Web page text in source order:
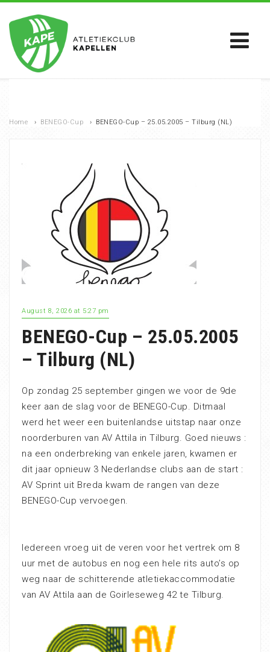
Home › BENEGO-Cup › BENEGO-Cup – 25.05.2005 – Tilburg (NL)
August 8, 2026 at 5:27 pm
BENEGO-Cup – 25.05.2005
– Tilburg (NL)
Op zondag 25 september gingen we voor de 9de
keer aan de slag voor de BENEGO-Cup. Ditmaal
werd het weer een buitenlandse uitstap naar onze
noorderburen van AV Attila in Tilburg. Goed nieuws :
na een onderbreking van enkele jaren, kwamen er
dit jaar opnieuw 3 Nederlandse clubs aan de start :
AV Sprint uit Breda kwam de rangen van deze
BENEGO-Cup vervoegen.
Iedereen vroeg uit de veren voor het vertrek om 8
uur met de autobus en nog een hele rits auto’s op
weg naar de schitterende atletiekaccommodatie
van AV Attila aan de Goirleseweg 42 te Tilburg.